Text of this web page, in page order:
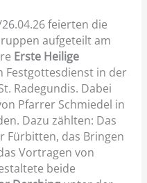
feierten die
aufgeteilt am
Erste Heilige
Festgottesdienst in der
Radegundis. Dabei
Pfarrer Schmiedel in
Dazu zählten: Das
Fürbitten, das Bringen
Vortragen von
beide